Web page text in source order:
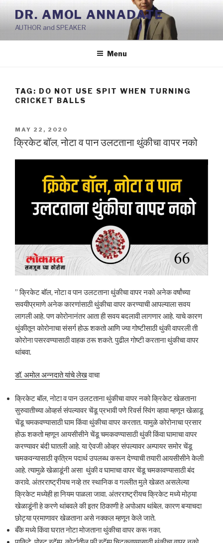
Skip
content
DR. AMOL ANNADATE
AUTHOR and SPEAKER
Menu
TAG: DO NOT USE SPIT WHEN TURNING
CRICKET BALLS
POSTED
ON
MAY 22, 2020
क्रिकेट बॉल, नोटा व पान उलटताना थुंकीचा वापर नको
” क्रिकेट बॉल, नोटा व पान उलटताना थुंकीचा वापर नको अनेक वर्षांच्या
सवयीप्रमाणे अनेक कारणांसाठी थुंकीचा वापर करण्याची आपल्याला सवय
लागली आहे. पण कोरोनानंतर आता ही सवय बदलावी लागणार आहे. याचे कारण
थुंकीतून कोरोनाचा संसर्ग होऊ शकतो आणि ज्या गोष्टीसाठी थुंकी वापरली ती
कोरोना पसरवण्यासाठी वाहक ठरू शकते. पुढील गोष्टी करताना थुंकीचा वापर
थांबवा.
डॉ. अमोल अन्नदाते यांचे लेखवाचा
क्रिकेट बॉल, नोटा व पान उलटताना थुंकीचा वापर नको क्रिकेट खेळताना
सुरुवातीच्या ओव्हर्स संपल्यावर चेंडू प्रभावी पणे रिवर्स स्विंग व्हावा म्हणून खेळाडू
चेंडू चमकवण्यासाठी घाम किंवा थुंकीचा वापर करतात. यामुळे कोरोनाचा प्रसार
होऊ शकतो म्हणून आयसीसीने चेंडू चमकवण्यासाठी थुंकी किंवा घामाचा वापर
करण्यावर बंदी घातली आहे. या ऐवजी ओव्हर संपल्यावर अम्पायर समोर चेंडू
चमकवन्यासाठी कृत्रिम पदार्थ उपलब्ध करून देण्याची तयारी आयसीसीने केली
आहे. त्यामुळे खेळाडूंनी असा थुंकी व घामाचा वापर चेंडू चमकावण्यासाठी बंद
करावे. अंतरराष्ट्रीयच नव्हे तर स्थानिक व गल्लीत मुले खेळत असलेल्या
क्रिकेट मध्येही हा नियम पाळला जावा. अंतरराष्ट्रीयच क्रिकेट मध्ये मोठ्या
खेळाडूंनी हे करणे थांबवले की इतर ठिकाणी हे अपोआप थांबेल. कारण बऱ्याचदा
छोट्या प्रमाणावर खेळताना असे नक्कल म्हणून केले जाते.
बँके मध्ये किंवा घरात नोटा मोजताना थुंकीचा वापर करू नका.